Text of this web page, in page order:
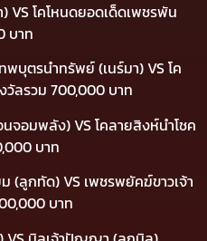
VS โคโหนดยอดเด็ดเพชรพัน
บาท
บุตรนำทรัพย์ (เนร์มา) VS โค
วัลรวม 700,000 บาท
จอมพลัง) VS โคลายสิงห์นำโชค
บาท
(ลูกทัด) VS เพชรพยัคฆ์ขาวเจ้า
บาท